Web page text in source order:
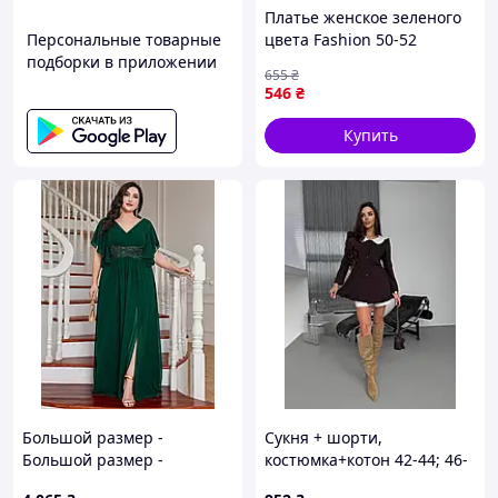
Персональные товарные
подборки в приложении
Платье женское зеленого
цвета Fashion 50-52
Реальный размер: 46-48;
546 ₴
655₴
Купить
Большой размер -
Большой размер -
Сукня + шорти,
костюмка+котон 42-44; 46-